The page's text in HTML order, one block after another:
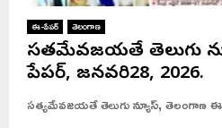
ఈ-పేపర్ తెలంగాణ
సత్యమేవజయతే తెలుగు
పేపర్, జనవరి28, 2026.
సత్యమేవజయతే తెలుగు న్యూస్, తెలంగాణ